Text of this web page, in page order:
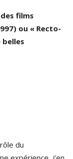
films
ou « Recto-
belles
du